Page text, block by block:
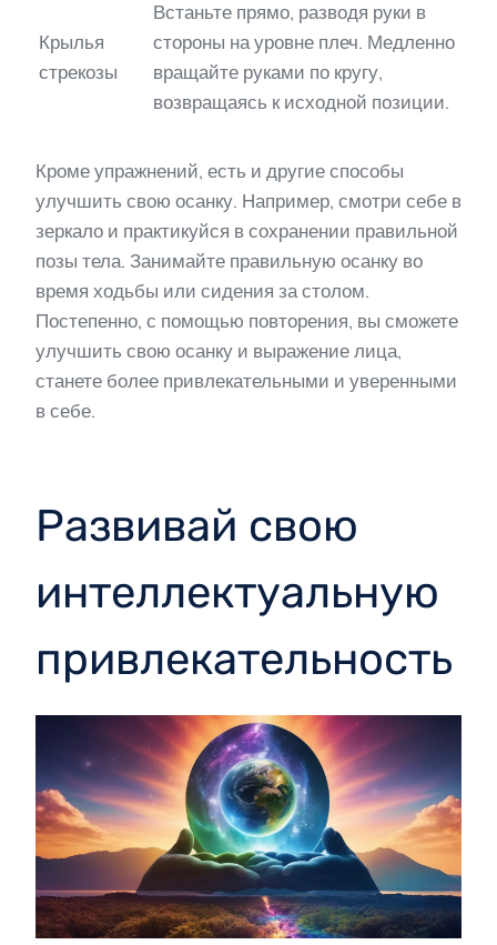
Крылья
стрекозы
Встаньте прямо, разводя руки в
стороны на уровне плеч. Медленно
вращайте руками по кругу,
возвращаясь к исходной позиции.
Кроме упражнений, есть и другие способы
улучшить свою осанку. Например, смотри себе в
зеркало и практикуйся в сохранении правильной
позы тела. Занимайте правильную осанку во
время ходьбы или сидения за столом.
Постепенно, с помощью повторения, вы сможете
улучшить свою осанку и выражение лица,
станете более привлекательными и уверенными
в себе.
Развивай свою
интеллектуальную
привлекательность